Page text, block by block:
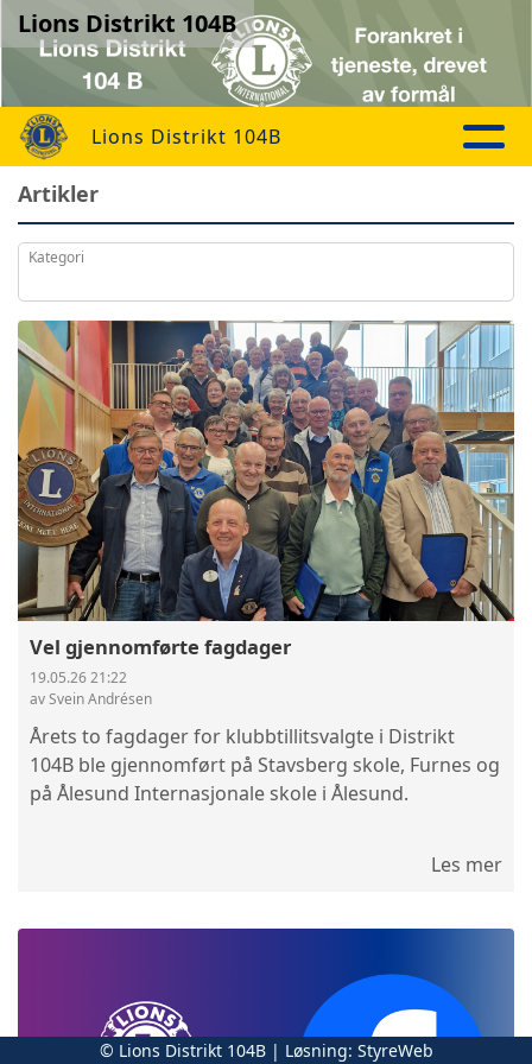
Lions Distrikt 104B
Lions Distrikt 104B
Artikler
Kategori
Vel gjennomførte fagdager
19.05.26 21:22
av Svein Andrésen
Årets to fagdager for klubbtillitsvalgte i Distrikt
104B ble gjennomført på Stavsberg skole, Furnes og
på Ålesund Internasjonale skole i Ålesund.
Les mer
© Lions Distrikt 104B | Løsning: StyreWeb